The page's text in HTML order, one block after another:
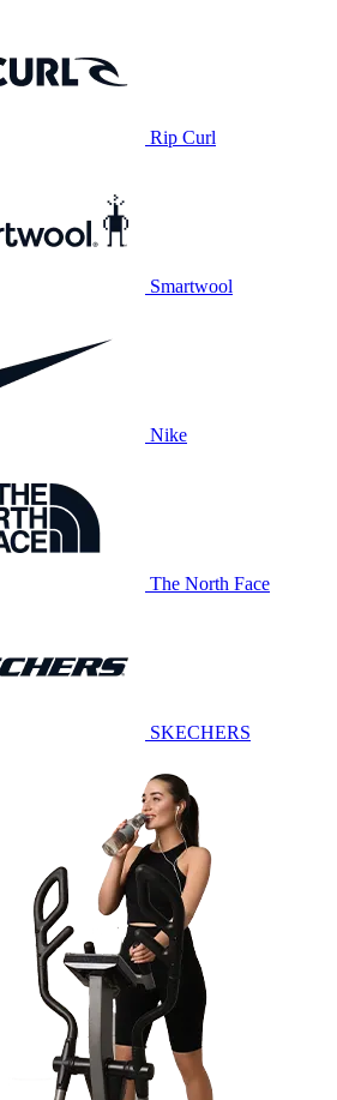
Rip Curl
Smartwool
Nike
The North Face
SKECHERS